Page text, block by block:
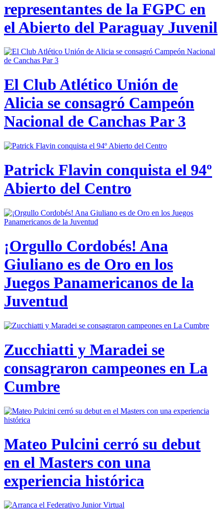
representantes de la FGPC en
el Abierto del Paraguay Juvenil
El Club Atlético Unión de
Alicia se consagró Campeón
Nacional de Canchas Par 3
Patrick Flavin conquista el 94º
Abierto del Centro
¡Orgullo Cordobés! Ana
Giuliano es de Oro en los
Juegos Panamericanos de la
Juventud
Zucchiatti y Maradei se
consagraron campeones en La
Cumbre
Mateo Pulcini cerró su debut
en el Masters con una
experiencia histórica